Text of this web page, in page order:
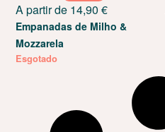
A partir de 14,90€
Empanadas de Milho &
Mozzarela
Esgotado